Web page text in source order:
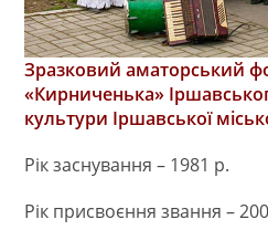
Зразковий аматорський
«Кирниченька»
культури Іршавської
Рік заснування – 1981 р.
Рік присвоєння звання –